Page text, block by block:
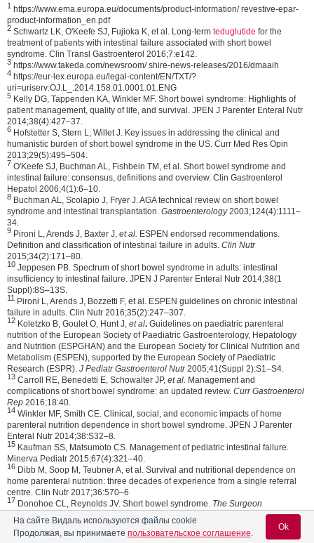
1 https://www.ema.europa.eu/documents/product-information/ revestive-epar-
product-information_en.pdf
2 Schwartz LK, O'Keefe SJ, Fujioka K, et al. Long-term teduglutide for the
treatment of patients with intestinal failure associated with short bowel
syndrome. Clin Transl Gastroenterol 2016;7:e142.
3 https://www.takeda.com/newsroom/ shire-news-releases/2016/dmaaih
4 https://eur-lex.europa.eu/legal-content/EN/TXT/?
uri=uriserv:OJ.L_.2014.158.01.0001.01.ENG
5 Kelly DG, Tappenden KA, Winkler MF. Short bowel syndrome: Highlights of
patient management, quality of life, and survival. JPEN J Parenter Enteral Nutr
2014;38(4):427–37.
6 Hofstetter S, Stern L, Willet J. Key issues in addressing the clinical and
humanistic burden of short bowel syndrome in the US. Curr Med Res Opin
2013;29(5):495–504.
7 O'Keefe SJ, Buchman AL, Fishbein TM, et al. Short bowel syndrome and
intestinal failure: consensus, definitions and overview. Clin Gastroenterol
Hepatol 2006;4(1):6–10.
8 Buchman AL, Scolapio J, Fryer J. AGA technical review on short bowel
syndrome and intestinal transplantation. Gastroenterology2003;124(4):1111–
34.
9 Pironi L, Arends J, Baxter J, et al. ESPEN endorsed recommendations.
Definition and classification of intestinal failure in adults. Clin Nutr
2015;34(2):171–80.
10 Jeppesen PB. Spectrum of short bowel syndrome in adults: intestinal
insufficiency to intestinal failure. JPEN J Parenter Enteral Nutr 2014;38(1
Suppl):8S–13S.
11 Pironi L, Arends J, Bozzetti F, et al. ESPEN guidelines on chronic intestinal
failure in adults. Clin Nutr 2016;35(2):247–307.
12 Koletzko B, Goulet O, Hunt J, et al. Guidelines on paediatric parenteral
nutrition of the European Society of Paediatric Gastroenterology, Hepatology
and Nutrition (ESPGHAN) and the European Society for Clinical Nutrition and
Metabolism (ESPEN), supported by the European Society of Paediatric
Research (ESPR). J Pediatr Gastroenterol Nutr2005;41(Suppl 2):S1–S4.
13 Carroll RE, Benedetti E, Schowalter JP, et al. Management and
complications of short bowel syndrome: an updated review. Curr Gastroenterol
Rep 2016;18:40.
14 Winkler MF, Smith CE. Clinical, social, and economic impacts of home
parenteral nutrition dependence in short bowel syndrome. JPEN J Parenter
Enteral Nutr 2014;38:S32–8.
15 Kaufman SS, Matsumoto CS. Management of pediatric intestinal failure.
Minerva Pediatr 2015;67(4):321–40.
16 Dibb M, Soop M, Teubner A, et al. Survival and nutritional dependence on
home parenteral nutrition: three decades of experience from a single referral
centre. Clin Nutr 2017;36:570–6
17 Donohoe CL, Reynolds JV. Short bowel syndrome. The Surgeon
2010;8(5):270–9.
18 Jeppesen PB, Sanguinetti EL, Buchman A,et al.
(ALX-0600), a
dipeptidyl peptidase IV resistantglucagon-like peptide 2 analogue, improves
На сайте Видаль используются файлы cookie
Продолжая, вы принимаете пользовательское соглашение.
Ok